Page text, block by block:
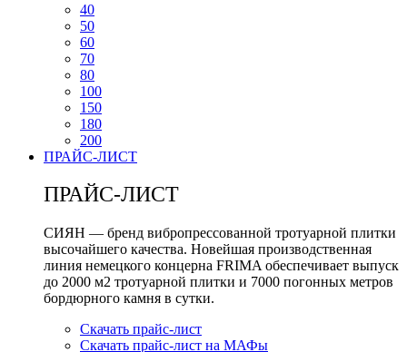
40
50
60
70
80
100
150
180
200
ПРАЙС-ЛИСТ
ПРАЙС-ЛИСТ
СИЯН — бренд вибропрессованной тротуарной плитки
высочайшего качества. Новейшая производственная
линия немецкого концерна FRIMA обеспечивает выпуск
до 2000 м2 тротуарной плитки и 7000 погонных метров
бордюрного камня в сутки.
Скачать прайс-лист
Скачать прайс-лист на МАФы